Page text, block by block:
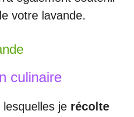
votre lavande.
culinaire
je récolte